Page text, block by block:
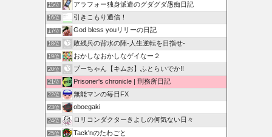
15位 アラフォー独身派遣のグダグダ愚痴日記
16位 引きこもり通信！
17位 God bless youリリーの日記
18位 敗残兵の背水の陣-人生逆転を目指せ-
19位 おかしなおかしなゲイなー２
20位 ブーちゃん【キムお】ふとらいでか!!
21位 Prisoner's chronicle | 刑務所日記
22位 無能マンの毎日FX
23位 oboegaki
24位 ロリコンダクターきよしの何気ない日々
25位 Tack'nのたわごと